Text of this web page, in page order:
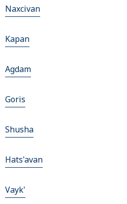
Naxcivan
Kapan
Agdam
Goris
Shusha
Hats'avan
Vayk'